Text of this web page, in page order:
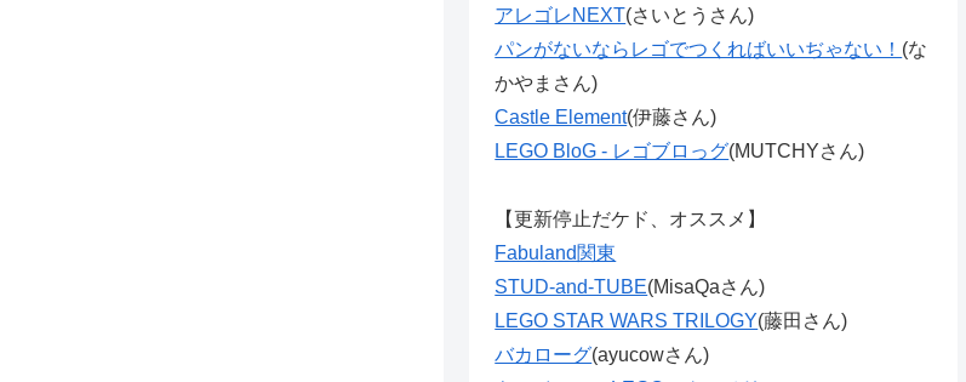
アレゴレNEXT(さいとうさん)
パンがないならレゴでつくればいいぢゃない！ (な
かやまさん)
Castle Element(伊藤さん)
LEGO BloG - レゴブロっグ(MUTCHYさん)
【更新停止だケド、オススメ】
Fabuland関東
STUD-and-TUBE(MisaQaさん)
LEGO STAR WARS TRILOGY(藤田さん)
バカローグ(ayucowさん)